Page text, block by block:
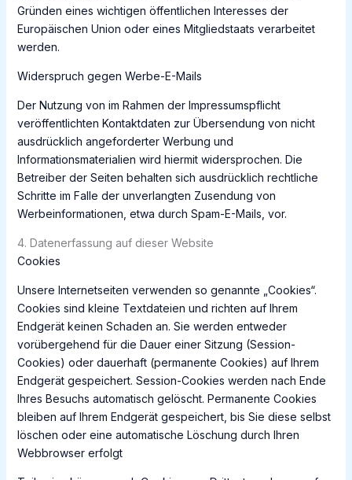
Gründen eines wichtigen öffentlichen Interesses der
Europäischen Union oder eines Mitgliedstaats verarbeitet
werden.
Widerspruch gegen Werbe-E-Mails
Der Nutzung von im Rahmen der Impressumspflicht
veröffentlichten Kontaktdaten zur Übersendung von nicht
ausdrücklich angeforderter Werbung und
Informationsmaterialien wird hiermit widersprochen. Die
Betreiber der Seiten behalten sich ausdrücklich rechtliche
Schritte im Falle der unverlangten Zusendung von
Werbeinformationen, etwa durch Spam-E-Mails, vor.
4. Datenerfassung auf dieser Website
Cookies
Unsere Internetseiten verwenden so genannte „Cookies“.
Cookies sind kleine Textdateien und richten auf Ihrem
Endgerät keinen Schaden an. Sie werden entweder
vorübergehend für die Dauer einer Sitzung (Session-
Cookies) oder dauerhaft (permanente Cookies) auf Ihrem
Endgerät gespeichert. Session-Cookies werden nach Ende
Ihres Besuchs automatisch gelöscht. Permanente Cookies
bleiben auf Ihrem Endgerät gespeichert, bis Sie diese selbst
löschen oder eine automatische Löschung durch Ihren
Webbrowser erfolgt